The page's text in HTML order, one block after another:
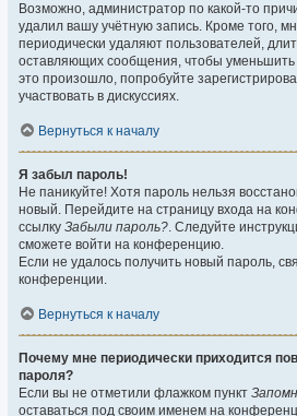
Возможно, администратор по какой-то
удалил вашу учётную запись. Кроме того,
периодически удаляют пользователей,
оставляющих сообщения, чтобы
это произошло, попробуйте
участвовать в дискуссиях.
Вернуться к началу
Я забыл пароль!
Не паникуйте! Хотя пароль нельзя
новый. Перейдите на страницу входа на
ссылку Забыли пароль?. Следуйте
сможете войти на конференцию.
Если не удалось получить новый пароль,
конференции.
Вернуться к началу
Почему мне периодически приходится
пароля?
Если вы не отметили флажком пункт
оставаться под своим именем на